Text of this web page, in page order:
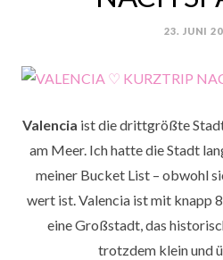
POSTED
23. JUNI
Valencia ist die drittgrößte
am Meer. Ich hatte die Stadt
meiner Bucket List – obwohl
wert ist. Valencia ist mit knapp
eine Großstadt, das
trotzdem klein und